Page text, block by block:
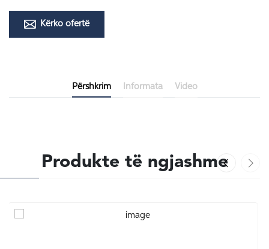
Kërko ofertë
Përshkrim Informata Video
Produkte të ngjashme